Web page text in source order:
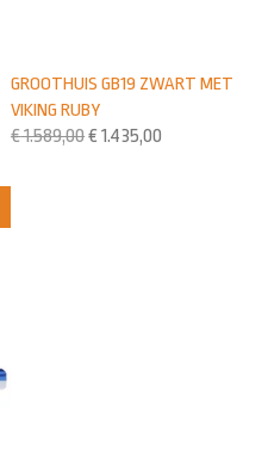
GROOTHUIS GB19 ZWART MET
VIKING RUBY
€1.589,00€ 1.435,00